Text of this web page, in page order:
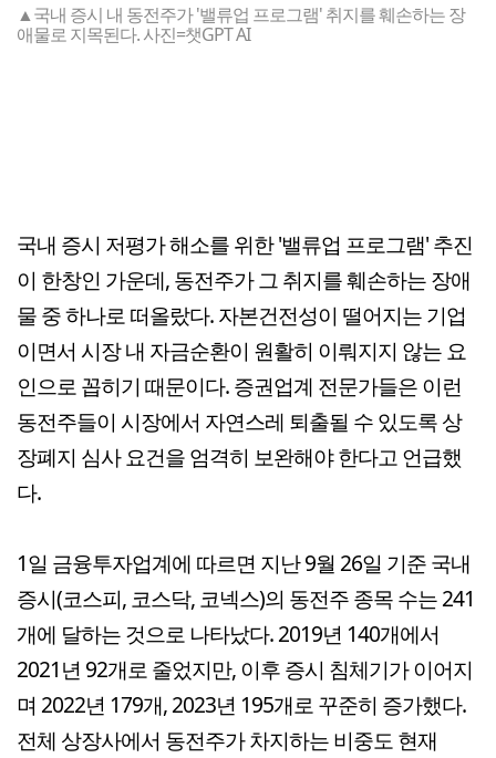
▲국내 증시 내 동전주가 '밸류업 프로그램' 취지를 훼손하는 장
애물로 지목된다. 사진=챗GPT AI
국내 증시 저평가 해소를 위한 '밸류업 프로그램' 추진
이 한창인 가운데, 동전주가 그 취지를 훼손하는 장애
물 중 하나로 떠올랐다. 자본건전성이 떨어지는 기업
이면서 시장 내 자금순환이 원활히 이뤄지지 않는 요
인으로 꼽히기 때문이다. 증권업계 전문가들은 이런
동전주들이 시장에서 자연스레 퇴출될 수 있도록 상
장폐지 심사 요건을 엄격히 보완해야 한다고 언급했
다.
1일 금융투자업계에 따르면 지난 9월 26일 기준 국내
증시(코스피, 코스닥, 코넥스)의 동전주 종목 수는 241
개에 달하는 것으로 나타났다. 2019년 140개에서
2021년 92개로 줄었지만, 이후 증시 침체기가 이어지
며 2022년 179개, 2023년 195개로 꾸준히 증가했다.
전체 상장사에서 동전주가 차지하는 비중도 현재